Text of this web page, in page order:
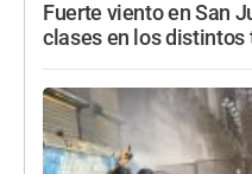
Fuerte viento en San
clases en los distintos